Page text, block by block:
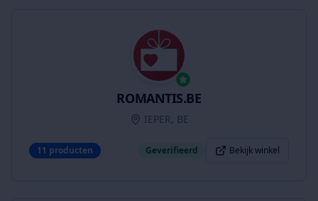
ROMANTIS.BE
IEPER, BE
11 producten Geverifieerd Bekijk winkel